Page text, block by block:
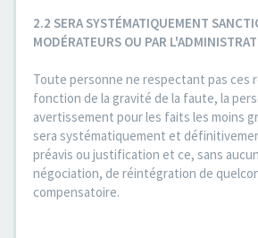
2.2 SERA SYSTÉMATIQUEMENT
MODÉRATEURS OU PAR
Toute personne ne respectant pas ces
fonction de la gravité de la faute, la
avertissement pour les faits les moins
sera systématiquement et
préavis ou justification et ce, sans
négociation, de réintégration de
compensatoire.